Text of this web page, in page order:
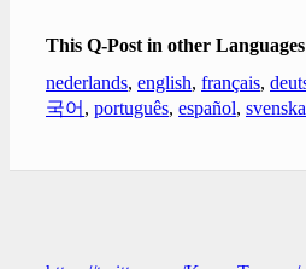
This Q-Post in other Languages
nederlands, english, français,
국어 , português, español, svenska